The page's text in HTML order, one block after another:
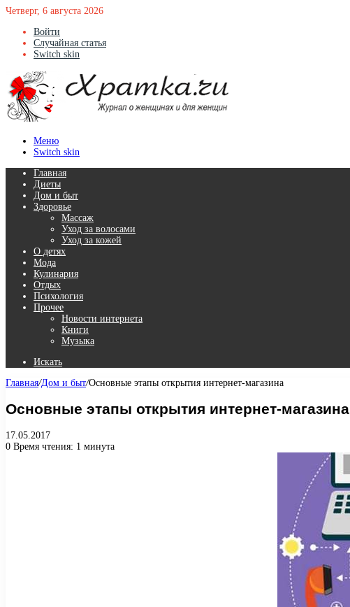
Четверг, 6 августа 2026
Войти
Случайная статья
Switch skin
Меню
Switch skin
Главная
Диеты
Дом и быт
Здоровье
Массаж
Уход за волосами
Уход за кожей
О детях
Мода
Кулинария
Отдых
Психология
Прочее
Новости интернета
Книги
Музыка
Искать
Главная/Дом и быт/Основные этапы открытия интернет-магазина
Основные этапы открытия интернет-магазина
17.05.2017
0 Время чтения: 1 минута